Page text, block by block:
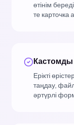
өтінім
те карточка
Кастомды
Ерікті
таңдау,
әртүрлі